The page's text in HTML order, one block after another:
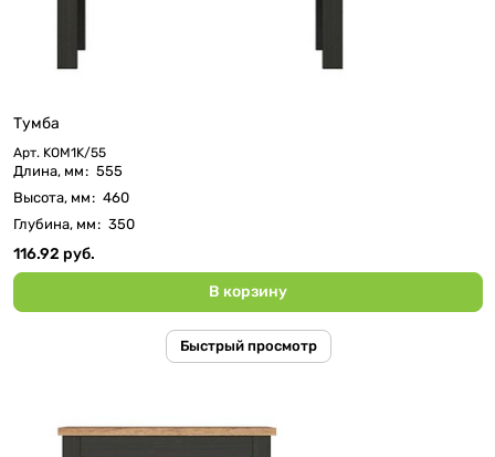
Тумба
Арт. KOM1K/55
Длина, мм: 555
Высота, мм: 460
Глубина, мм: 350
116.92 руб.
В корзину
Быстрый просмотр